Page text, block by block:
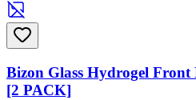
Bizon Glass Hydrogel
[2 PACK]